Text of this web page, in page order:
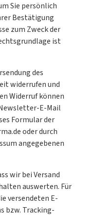
Sie persönlich
Bestätigung
zum Zweck der
ist
des
widerrufen und
Widerruf können
E-Mail
Formular der
oder durch
angegebenen
wir bei Versand
auswerten. Für
versendeten E-
bzw. Tracking-